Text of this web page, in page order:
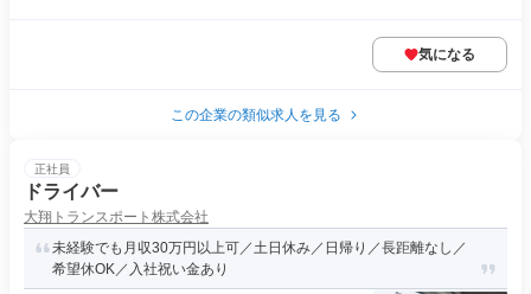
気になる
この企業の類似求人を見る
正社員
ドライバー
大翔トランスポート株式会社
未経験でも月収30万円以上可／土日休み／日帰り／長距離なし／
希望休OK／入社祝い金あり